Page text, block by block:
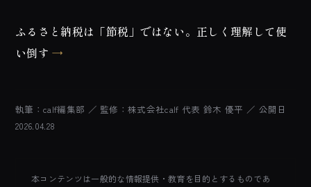
ふるさと納税は「節税」ではない。正しく理解して使
い倒す →
執筆：calf編集部 ／ 監修：株式会社calf 代表 鈴木 優平 ／ 公開日
2026.04.28
本コンテンツは一般的な情報提供・教育を目的とするものであ